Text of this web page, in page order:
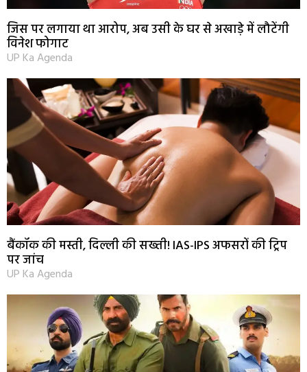
जिस पर लगाया था आरोप, अब उसी के घर से अखाड़े में लौटेंगी
विनेश फोगाट
UP Ka Agenda
बैंकॉक की मस्ती, दिल्ली की सख्ती! IAS-IPS अफसरों की ट्रिप
पर जांच
UP Ka Agenda